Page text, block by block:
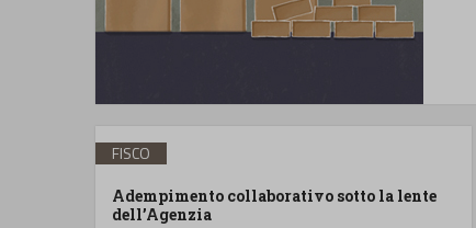
FISCO
Adempimento collaborativo sotto la lente
dell’Agenzia